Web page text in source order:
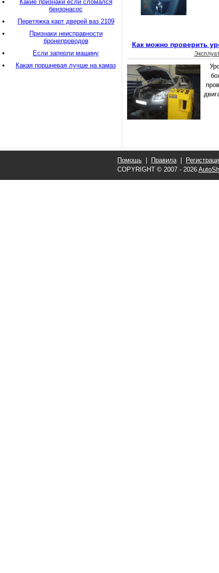
Как можно проверить
Какие признаки если сломался
бензонасос
Перетяжка карт дверей ваз 2109
Признаки неисправности
бронепроводов
Если заперли машину
Какая поршневая лучше на камаз
Помощь Правила|
COPYRIGHT © 2007 - 2026